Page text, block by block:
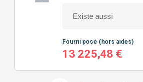
Fourni posé (hors aides)
13 225,48 €